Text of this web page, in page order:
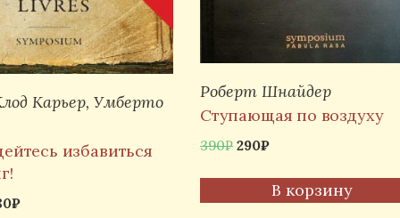
Карьер, Умберто
избавиться
₽Текущая
Роберт Шнайдер
Ступающая по воздуху
390₽ Первоначальная
составляла
390₽.
290₽Текущая
290₽.
В корзину